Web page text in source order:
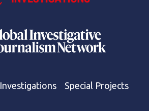
Investigations Special Projects